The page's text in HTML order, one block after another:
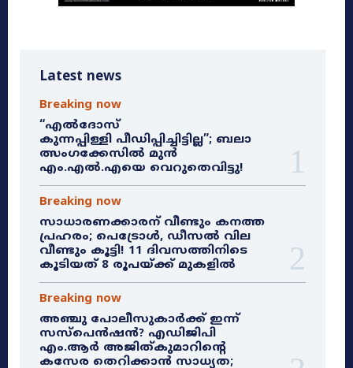
Latest news
Breaking now
“എൽദോസ്
കുന്നപ്പിള്ളി പീഡിപ്പിച്ചിട്ടില്ല”; ബലാ
ത്സംഗക്കേസിൽ മുൻ
എം.എൽ.എയെ വെറുതെവിട്ടു!
Breaking now
സാധാരണക്കാരന് വീണ്ടും കനത്ത
പ്രഹരം; പെട്രോൾ, ഡീസൽ വില
വീണ്ടും കൂട്ടി! 11 ദിവസത്തിനിടെ
കൂടിയത് 8 രൂപയ്ക്ക് മുകളിൽ
Breaking now
അഞ്ചു പോലീസുകാർക്ക് ഇന്ന്
സസ്‌പെൻഷൻ? എഡിജിപി
എം.ആർ അജിത്കുമാറിൻ്റെ
കസേര തെറിക്കാൻ സാധ്യത;